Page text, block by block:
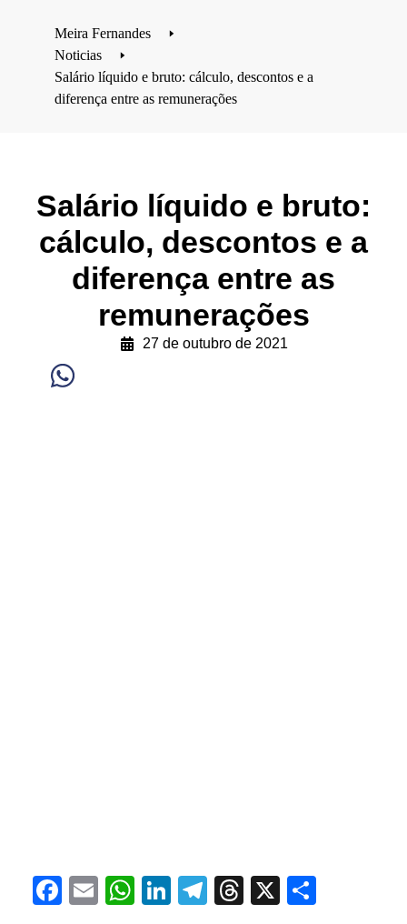
Meira Fernandes
🢒
Noticias
🢒
Salário líquido e bruto: cálculo, descontos e a
diferença entre as remunerações
Salário líquido e bruto:
cálculo, descontos e a
diferença entre as
remunerações
27 de outubro de 2021
Facebook
EmailWhatsApp
LinkedIn
Telegram
Threads
X